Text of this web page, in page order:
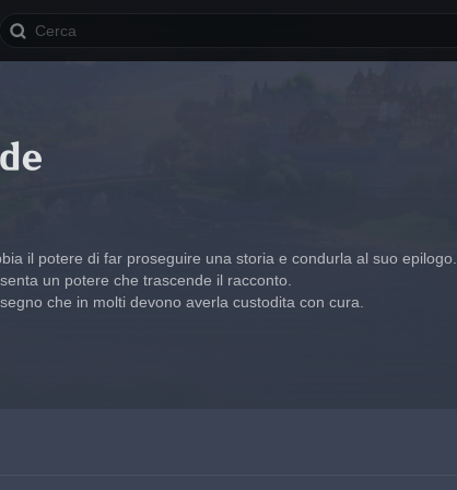
il potere di far proseguire una storia e condurla al suo epilogo.
un potere che trascende il racconto.
che in molti devono averla custodita con cura.